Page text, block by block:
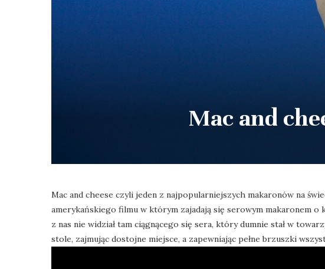
Mac and
Mac and cheese czyli jeden z najpopularniejszych makaronów na
amerykańskiego filmu w którym zajadają się serowym makaronem
z nas nie widział tam ciągnącego się sera, który dumnie stał w
stole, zajmując dostojne miejsce, a zapewniając pełne brzuszki